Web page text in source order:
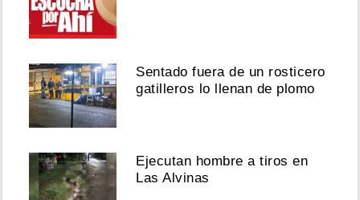
Sentado fuera de un rosticero
gatilleros lo llenan de plomo
Ejecutan hombre a tiros en
Las Alvinas